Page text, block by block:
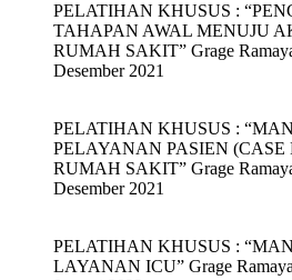
PELATIHAN KHUSUS :
TAHAPAN AWAL MENUJU
RUMAH SAKIT” Grage
Desember 2021
PELATIHAN KHUSUS :
PELAYANAN PASIEN
RUMAH SAKIT” Grage
Desember 2021
PELATIHAN KHUSUS :
LAYANAN ICU” Grage